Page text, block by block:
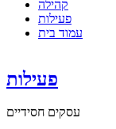
קהילה
פעילות
עמוד בית
פעילות
עסקים חסידיים